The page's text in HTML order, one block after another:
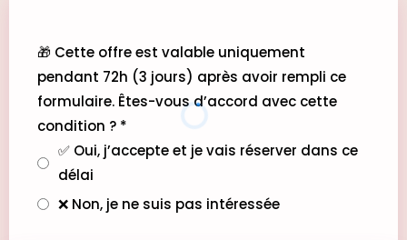
🎁 Cette offre est valable uniquement
pendant 72h (3 jours) après avoir rempli ce
formulaire. Êtes-vous d’accord avec cette
condition ? *
✅ Oui, j’accepte et je vais réserver dans ce
délai
❌ Non, je ne suis pas intéressée